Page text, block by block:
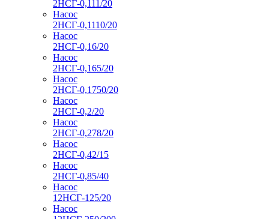
2НСГ-0,111/20
Насос
2НСГ-0,1110/20
Насос
2НСГ-0,16/20
Насос
2НСГ-0,165/20
Насос
2НСГ-0,1750/20
Насос
2НСГ-0,2/20
Насос
2НСГ-0,278/20
Насос
2НСГ-0,42/15
Насос
2НСГ-0,85/40
Насос
12НСГ-125/20
Насос